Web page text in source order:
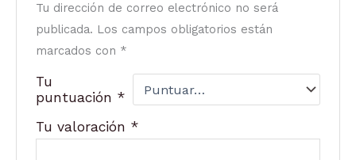
Tu dirección de correo electrónico no será
publicada. Los campos obligatorios están
marcados con *
Tu
puntuación *
Tu valoración *